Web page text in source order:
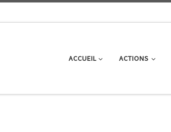
ACCUEIL ACTIONS